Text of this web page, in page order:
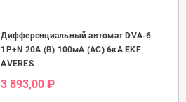
Дифференциальный автомат DVA-6
1P+N 20А (B) 100мА (AC) 6кА EKF
AVERES
3 893,00 ₽